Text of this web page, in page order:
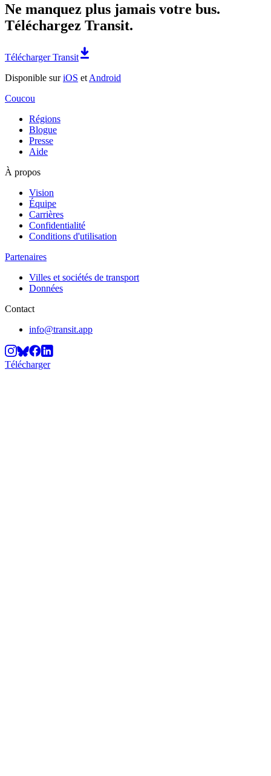
Ne manquez plus jamais votre bus.
Téléchargez Transit.
Télécharger Transit
Disponible suriOS et Android
Coucou
Régions
Blogue
Presse
Aide
À propos
Vision
Équipe
Carrières
Confidentialité
Conditions d'utilisation
Partenaires
Villes et sociétés de transport
Données
Contact
info@transit.app
Télécharger